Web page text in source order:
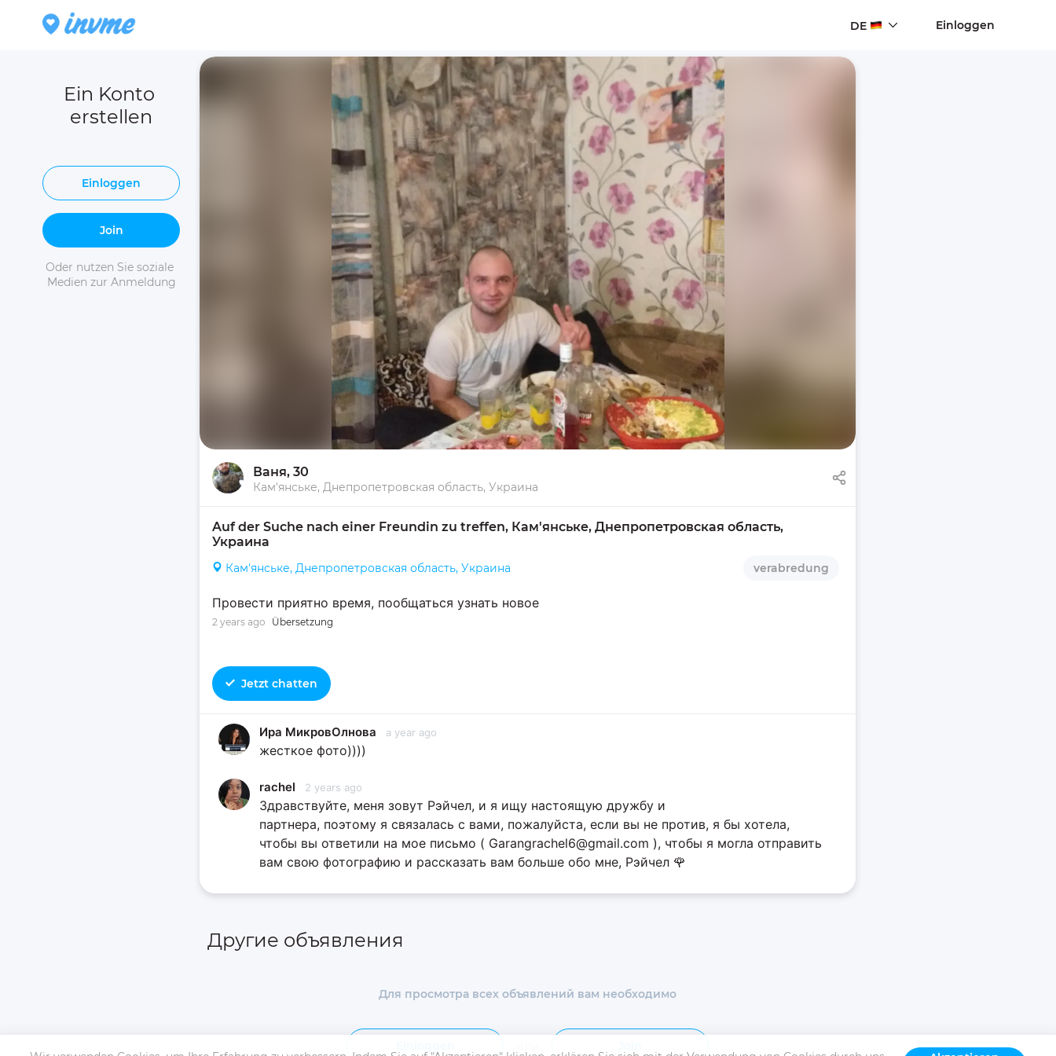
DE Einloggen
Ein Konto
erstellen
Einloggen
Join
Oder nutzen Sie soziale
Medien zur Anmeldung
Ваня, 30
Кам'янське, Днепропетровская область, Украина
Auf der Suche nach einer Freundin zu treffen, Кам'янське, Днепропетровская область,
Украина
Кам'янське, Днепропетровская область, Украина verabredung
Провести приятно время, пообщаться узнать новое
2 years ago Übersetzung
Jetzt chatten
Ира МикровОлнова a year ago
жесткое фото))))
rachel 2 years ago
Здравствуйте, меня зовут Рэйчел, и я ищу настоящую дружбу и
партнера, поэтому я связалась с вами, пожалуйста, если вы не против, я бы хотела,
чтобы вы ответили на мое письмо ( Garangrachel6@gmail.com ), чтобы я могла отправить
вам свою фотографию и рассказать вам больше обо мне, Рэйчел 🌹
Другие объявления
Для просмотра всех объявлений вам необходимо